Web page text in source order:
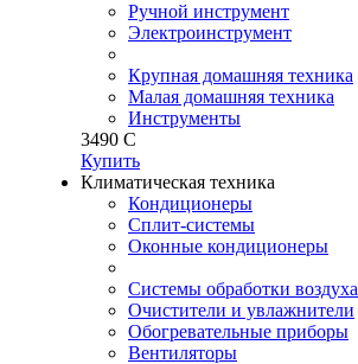
Ручной инструмент
Электроинструмент
Крупная домашняя техника
Малая домашняя техника
Инструменты
3490 C
Купить
Климатическая техника
Кондиционеры
Сплит-системы
Оконные кондиционеры
Системы обработки воздуха
Очистители и увлажнители
Обогревательные приборы
Вентиляторы